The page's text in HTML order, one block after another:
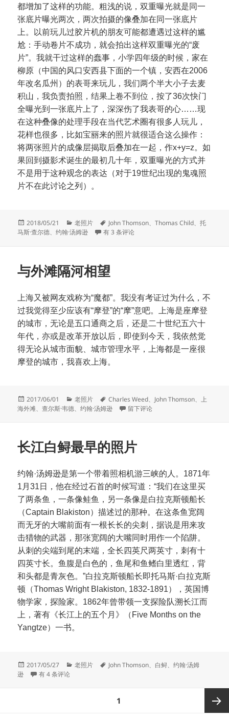
都增加了这样的功能。粗浅的说，双重曝光就是同一
张底片曝光两次，两次拍摄的像叠加在同一张底片
上。以前玩儿过胶片机的朋友可能都遭遇过这样的尴
尬：手动卷片不成功，就会拍出这样双重曝光的“废
片”。我就干过这样的蠢事，小学四年级的时候，家在
柳原（中国的风口安西县下面的一个镇，安西在2006
年改名瓜州）的表哥来玩儿，我们两个半大小子去麦
积山，我负责拍照，结果上卷不到位，按了36次快门
全曝光到一张底片上了，深深伤了我表哥的心……现
在这种叠像的处理手段在当代艺术圈有很多人玩儿，
花样也很多，比如宝丽来的照片就很适合这么操作：
将两张照片的成像层揭取后叠加在一起，作x+y=z。如
果回到摄影术诞生的最初几十年，双重曝光的方式并
不是用于这种观念的表达（对于19世纪出现的鬼魂照
片不在此讨论之列）。
发
布
2018/05/21
分
类
老照片
标
签
John Thomson、Thomas Child、托
马斯·查尔德、约翰·汤姆逊 汤姆逊的双重曝光
有 3 条评论
与外滩隔河相望
上海又被网友戏称为“魔都”。我没有考证过为什么，不
过我觉得至少应该有“摩登”的“摩”意吧。上海是座摩登
的城市，无论是五口通商之后，还是二十世纪五六十
年代，亦或是改革开放以后，即使到今天，我依然觉
得无论从城市面貌、城市管理水平，上海都是一座很
摩登的城市，我喜欢上海。
发
布
2017/06/01
分
类
老照片
标
签
Charles Weed、 John Thomson、上
海外滩、查尔斯·韦德、约翰·汤姆逊 于与外滩隔河相望
留下评论
长江白鲟最早的照片
约翰·汤姆逊是第一个带着照相机游三峡的人。1871年
1月31日，他在经过石首的时候写道：“我们在这里买
了两条鱼，一条像鲑鱼，另一条像是白拉克斯顿船长
（Captain Blakiston）描述过的那种。在这条鱼宽阔
而无牙的大嘴前面有一根长长的尖刺，据说是用来攻
击猎物的武器，那张宽阔的大嘴同时用作一个陷阱。
从刺的尖端到尾的末端，全长四英尺两英寸，刺有十
四英寸长。鱼腹是白色的，鱼尾和鱼鳍白里透红，背
和头都是青灰色。”白拉克斯顿船长即托马斯·白拉克斯
顿（Thomas Wright Blakiston, 1832-1891），英国博
物学家，探险家。1862年曾带领一支探险队溯长江而
上，著有《长江上的五个月》（Five Months on the
Yangtze）一书。
发
布
2017/05/27
分
老照片
标
John Thomson、 白鲟、约翰·汤姆
逊
长江白鲟最早的照片
有 4 条评论
1